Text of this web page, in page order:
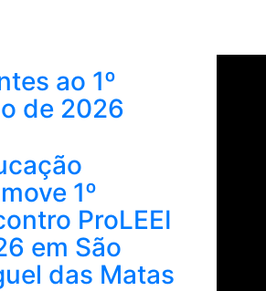
ao 1º
de 2026
1º
ProLEEI
em São
das Matas